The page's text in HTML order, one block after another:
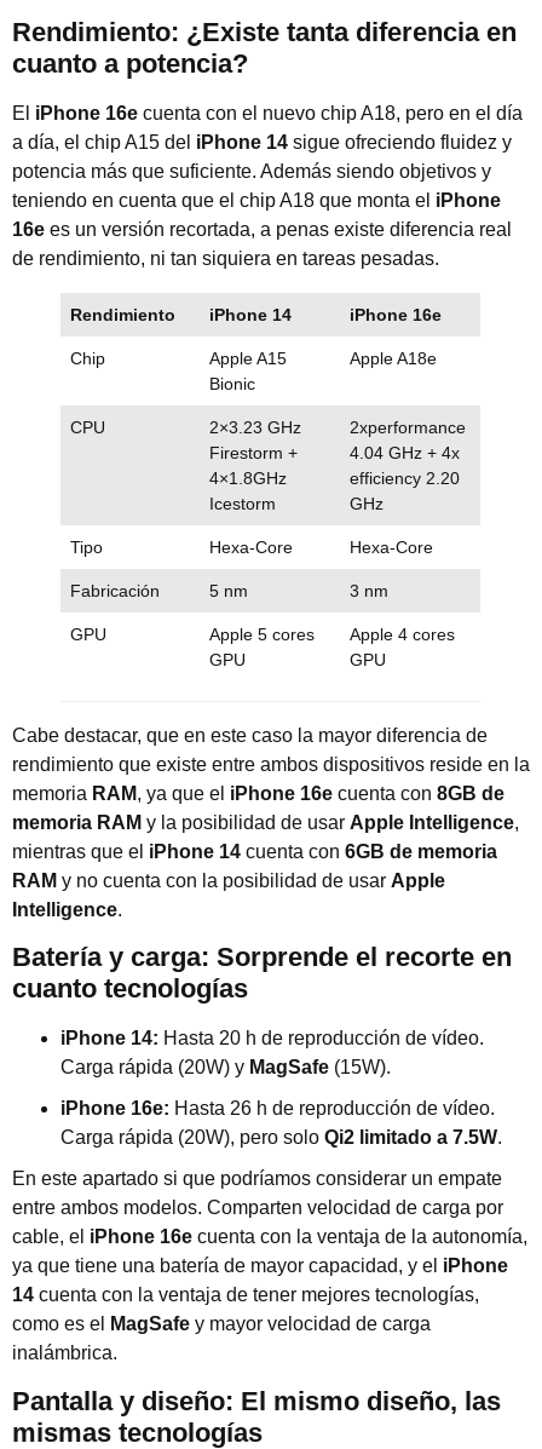
Rendimiento: ¿Existe tanta diferencia en
cuanto a potencia?
El iPhone 16e cuenta con el nuevo chip A18, pero en el día
a día, el chip A15 del iPhone 14 sigue ofreciendo fluidez y
potencia más que suficiente. Además siendo objetivos y
teniendo en cuenta que el chip A18 que monta el iPhone
16e es un versión recortada, a penas existe diferencia real
de rendimiento, ni tan siquiera en tareas pesadas.
Rendimiento iPhone 14 iPhone 16e
Chip
Apple A15
Bionic
Apple A18e
CPU
2×3.23 GHz
Firestorm +
4×1.8GHz
Icestorm
2xperformance
4.04 GHz + 4x
efficiency 2.20
GHz
Tipo Hexa-Core Hexa-Core
Fabricación 5 nm 3 nm
GPU
Apple 5 cores
GPU
Apple 4 cores
GPU
Cabe destacar, que en este caso la mayor diferencia de
rendimiento que existe entre ambos dispositivos reside en la
memoria RAM, ya que el iPhone 16e cuenta con 8GB de
memoria RAM y la posibilidad de usar Apple Intelligence,
mientras que el iPhone 14 cuenta con 6GB de memoria
RAM y no cuenta con la posibilidad de usar Apple
Intelligence.
Batería y carga: Sorprende el recorte en
cuanto tecnologías
iPhone 14: Hasta 20 h de reproducción de vídeo.
Carga rápida (20W) y MagSafe (15W).
iPhone 16e: Hasta 26 h de reproducción de vídeo.
Carga rápida (20W), pero solo Qi2 limitado a 7.5W.
En este apartado si que podríamos considerar un empate
entre ambos modelos. Comparten velocidad de carga por
cable, el iPhone 16e cuenta con la ventaja de la autonomía,
ya que tiene una batería de mayor capacidad, y el iPhone
14 cuenta con la ventaja de tener mejores tecnologías,
como es el
MagSafe y mayor velocidad de carga
inalámbrica.
Pantalla y diseño: El mismo diseño, las
mismas tecnologías